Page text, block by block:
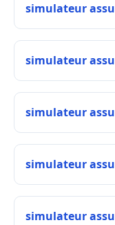
simulateur
simulateur
simulateur
simulateur
simulateur